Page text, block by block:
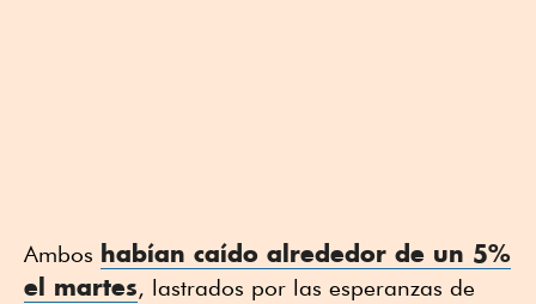
Ambos habían caído alrededor de un 5%
el martes, lastrados por las esperanzas de